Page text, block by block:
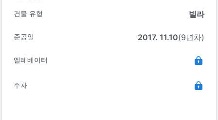
건물 유형 빌라
준공일 2017. 11.10(9년차)
엘레베이터
주차